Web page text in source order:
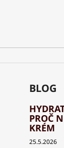
BLOG
PROČ
KRÉM
25.5.2026